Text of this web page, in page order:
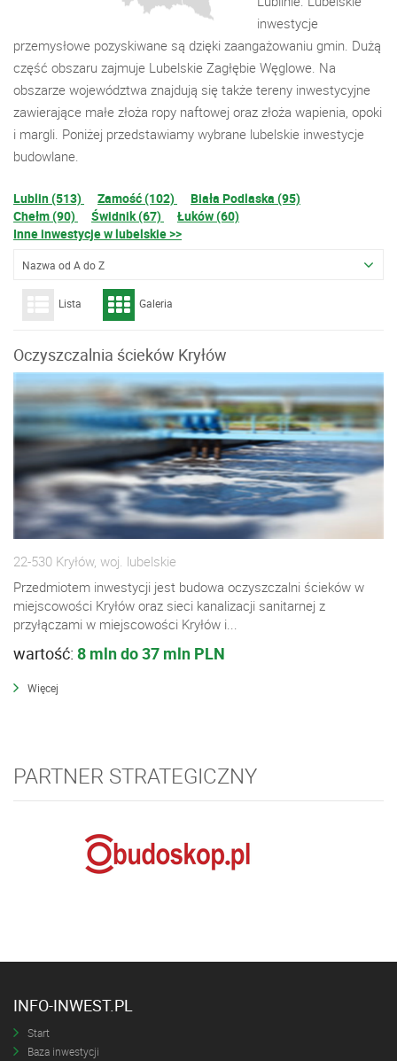
inwestycje
przemysłowe pozyskiwane są dzięki zaangażowaniu gmin. Dużą
część obszaru zajmuje Lubelskie Zagłębie Węglowe. Na
obszarze województwa znajdują się także tereny inwestycyjne
zawierające małe złoża ropy naftowej oraz złoża wapienia, opoki
i margli. Poniżej przedstawiamy wybrane lubelskie inwestycje
budowlane.
Lublin (513) Zamość (102)
Biała Podlaska (95)
Chełm (90)
Świdnik (67)
Łuków (60)
Inne inwestycje w lubelskie >>
Nazwa od A do Z
Lista Galeria
Oczyszczalnia ścieków Kryłów
22-530 Kryłów, woj. lubelskie
Przedmiotem inwestycji jest budowa oczyszczalni ścieków w
miejscowości Kryłów oraz sieci kanalizacji sanitarnej z
przyłączami w miejscowości Kryłów i...
wartość: 8 mln do 37 mln PLN
Więcej
PARTNER STRATEGICZNY
INFO-INWEST.PL
Start
Baza inwestycji